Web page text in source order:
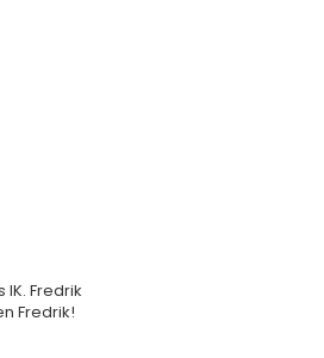
Fredrik
Fredrik!